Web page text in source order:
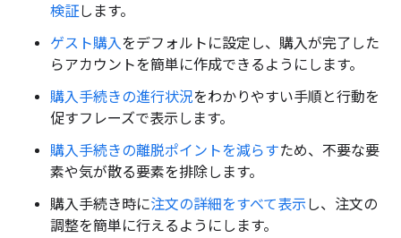
検証します。
ゲスト購入をデフォルトに設定し、購入が完了した
らアカウントを簡単に作成できるようにします。
購入手続きの進行状況をわかりやすい手順と行動を
促すフレーズで表示します。
購入手続きの離脱ポイントを減らすため、不要な要
素や気が散る要素を排除します。
購入手続き時に注文の詳細をすべて表示 し、注文の
調整を簡単に行えるようにします。